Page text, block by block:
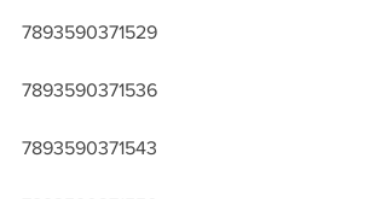
7893590371529
7893590371536
7893590371543